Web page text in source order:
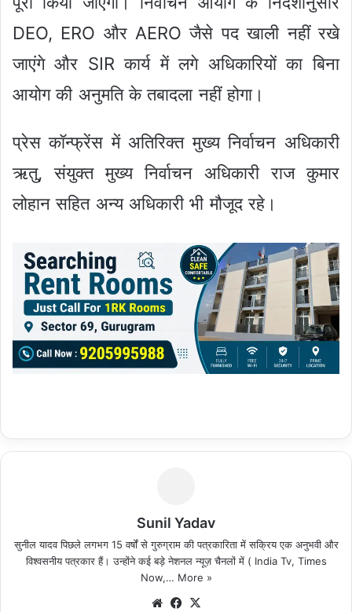
DEO, ERO और AERO जैसे पद खाली नहीं रखे
जाएंगे और SIR कार्य में लगे अधिकारियों का बिना
आयोग की अनुमति के तबादला नहीं होगा।
प्रेस कॉन्फ्रेंस में अतिरिक्त मुख्य निर्वाचन अधिकारी
ऋतु, संयुक्त मुख्य निर्वाचन अधिकारी राज कुमार
लोहान सहित अन्य अधिकारी भी मौजूद रहे।
Sunil Yadav
सुनील यादव पिछले लगभग 15 वर्षों से गुरुग्राम की पत्रकारिता में सक्रिय एक अनुभवी और
विश्वसनीय पत्रकार हैं। उन्होंने कई बड़े नेशनल न्यूज़ चैनलों में ( India Tv, Times
Now,… More »
We Fa